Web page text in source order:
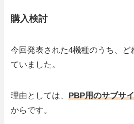
購入検討
今回発表された4機種のうち、ど
ていました。
理由としては、PBP用のサブサ
からです。